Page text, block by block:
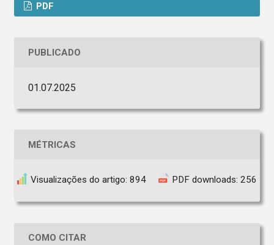
PDF
PUBLICADO
01.07.2025
MÉTRICAS
Visualizações do artigo: 894 PDF downloads: 256
COMO CITAR